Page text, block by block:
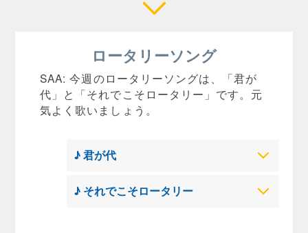
ロータリーソング
SAA: 今週のロータリーソングは、「君が
代」と「それでこそロータリー」です。元
気よく歌いましょう。
♪ 君が代
♪ それでこそロータリー